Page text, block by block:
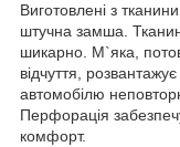
Виготовлені з
штучна замша.
шикарно. М`яка,
відчуття,
автомобілю
Перфорація
комфорт.